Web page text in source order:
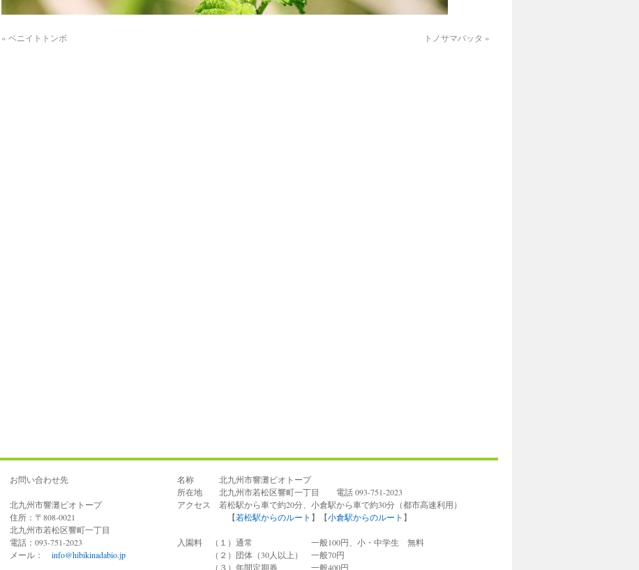
« ベニイトトンボ トノサマバッタ »
お問い合わせ先
北九州市響灘ビオトープ
住所：〒808-0021
北九州市若松区響町一丁目
電話：093-751-2023
メール： info@hibikinadabio.jp
名称 北九州市響灘ビオトープ
所在地 北九州市若松区響町一丁目 電話 093-751-2023
アクセス 若松駅から車で約20分、小倉駅から車で約30分（都市高速利用）
【若松駅からのルート 】【小倉駅からのルート 】
入園料 （１）通常 一般100円、小・中学生 無料
（２）団体（30人以上） 一般70円
（３）年間定期券 一般400円